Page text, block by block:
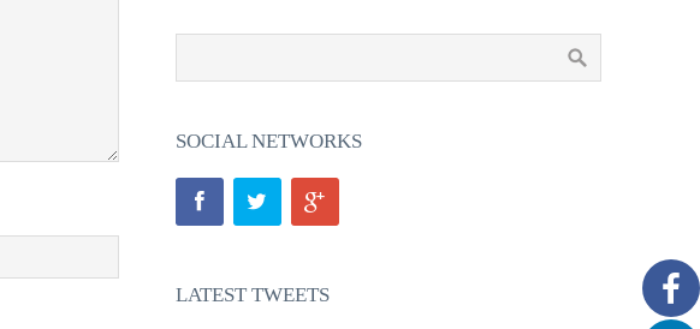
SOCIAL NETWORKS
LATEST TWEETS